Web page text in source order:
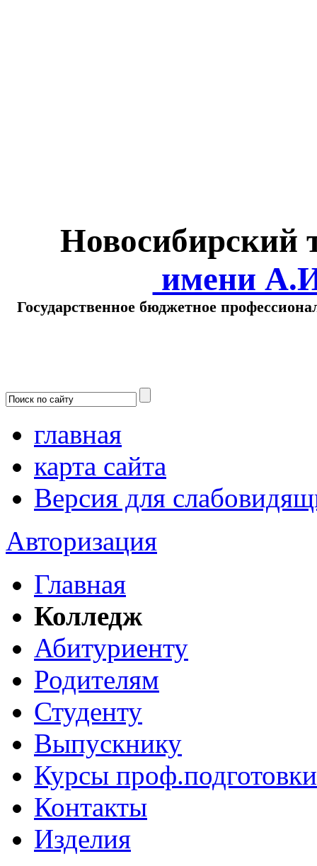
Новосибирский
имени
Государственное бюджетное
главная
карта сайта
Версия для
Авторизация
Главная
Колледж
Абитуриенту
Родителям
Студенту
Выпускнику
Курсы проф.подготовки
Контакты
Изделия